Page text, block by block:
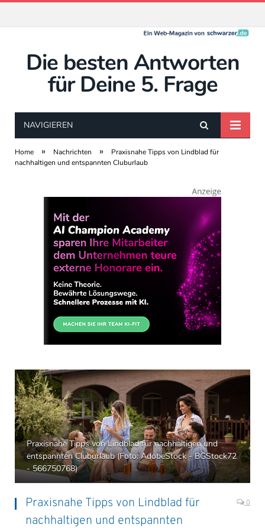
Die besten Antworten
für Deine 5. Frage
NAVIGIEREN
Home » Nachrichten »
Praxisnahe Tipps von Lindblad für
nachhaltigen und entspannten Cluburlaub
Praxisnahe Tipps von Lindblad für nachhaltigen und
entspannten Cluburlaub (Foto: AdobeStock - BGStock72
- 566750768)
Praxisnahe Tipps von Lindblad für
nachhaltigen und entspannten
0